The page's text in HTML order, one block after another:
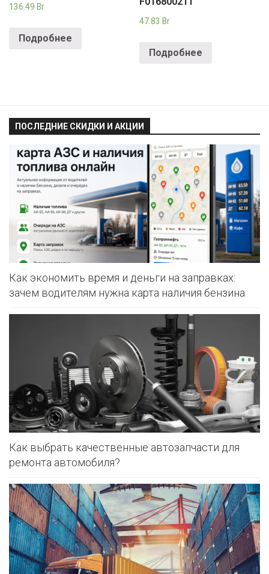
136.49 Br
Подробнее
47.83 Br
Подробнее
ПОСЛЕДНИЕ СКИДКИ И АКЦИИ
Как экономить время и деньги на заправках:
зачем водителям нужна карта наличия бензина
Как выбрать качественные автозапчасти для
ремонта автомобиля?